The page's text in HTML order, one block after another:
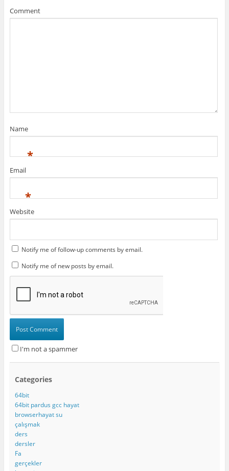
Comment
Name
*
Email
*
Website
Notify me of follow-up comments by email.
Notify me of new posts by email.
I'm not a spammer
This plugin created by
Categories
64bit
64bit pardus gcc hayat
browserhayat su
çalışmak
ders
dersler
Fa
gerçekler